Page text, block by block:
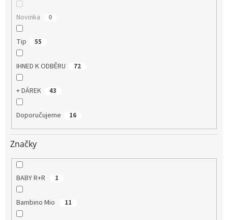
Novinka 0
Tip 55
IHNED K ODBĚRU 72
+ DÁREK 43
Doporučujeme 16
Značky
BABY R+R 1
Bambino Mio 11